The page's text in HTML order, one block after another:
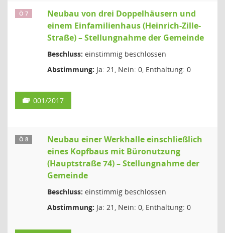
Ö 7
Neubau von drei Doppelhäusern und
einem Einfamilienhaus (Heinrich-Zille-
Straße) – Stellungnahme der Gemeinde
Beschluss: einstimmig beschlossen
Abstimmung: Ja: 21, Nein: 0, Enthaltung: 0
001/2017
Ö 8
Neubau einer Werkhalle einschließlich
eines Kopfbaus mit Büronutzung
(Hauptstraße 74) – Stellungnahme der
Gemeinde
Beschluss: einstimmig beschlossen
Abstimmung: Ja: 21, Nein: 0, Enthaltung: 0